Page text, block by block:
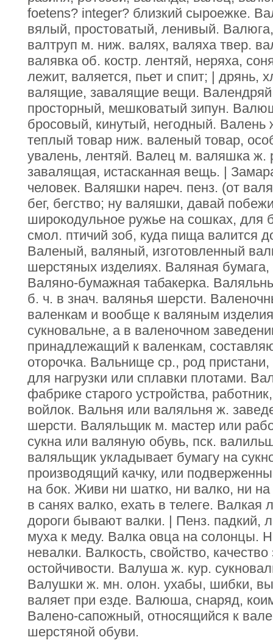
foetens? integer? близкий сыроежке.
вялый, простоватый, ленивый.
валтруп м. ниж. валях, валяха твер.
валявка об. костр. лентяй, неряха,
лежит, валяется, пьет и спит; | дрянь,
валящие, завалящие вещи. Валендряй
просторный, мешковатый зипун.
бросовый, кинутый, негодный. Валень
теплый товар ниж. валеный товар,
увалень, лентяй. Валец м. валяшка ж.
завалящая, истасканная вещь. |
человек. Валяшки нареч. пенз. (от
бег, бегство; ну валяшки, давай
широкодульное ружье на сошках, для
смол. птичий зоб, куда пища валится
Валеный, валяный, изготовленный
шерстяных изделиях. Валяная
Валяно-бумажная табакерка.
б. ч. в знач. валянья шерсти.
валенкам и вообще к валяным
сукновальне, а в валеночном
принадлежащий к валенкам,
оторочка. Вальнище ср., род
для нагрузки или сплавки плотами.
фабрике старого устройства,
войлок. Вальня или валяльня ж.
шерсти. Валяльщик м. мастер или
сукна или валяную обувь, пск.
валяльщик укладывает бумагу на
производящий качку, или
на бок. Живи ни шатко, ни валко, ни на
в санях валко, ехать в телеге. Валкая
дороги бывают валки. | Пенз. падкий,
муха к меду. Валка овца на солонцы.
невалки. Валкость, свойство, качество
остойчивости. Валуша ж. кур.
Валушки ж. мн. олон. ухабы, шибки,
валяет при езде. Валюша, снаряд,
Валено-сапожный, относящийся к
шерстяной обуви.